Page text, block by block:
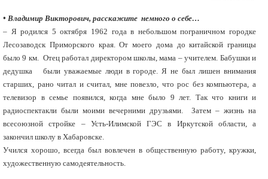
• Владимир Викторович, расскажите немного о себе…
– Я родился 5 октября 1962 года в небольшом пограничном городке
Лесозаводск Приморского края. От моего дома до китайской границы
было 9 км. Отец работал директором школы, мама – учителем. Бабушки и
дедушка были уважаемые люди в городе. Я не был лишен внимания
старших, рано читал и считал, мне повезло, что рос без компьютера, а
телевизор в семье появился, когда мне было 9 лет. Так что книги и
радиоспектакли были моими вечерними друзьями. Затем – жизнь на
всесоюзной стройке – Усть-Илимской ГЭС в Иркутской области, а
закончил школу в Хабаровске.
Учился хорошо, всегда был вовлечен в общественную работу, кружки,
художественную самодеятельность.